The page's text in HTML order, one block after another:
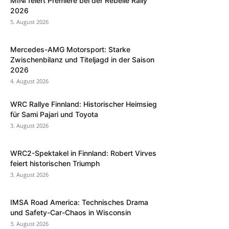
2026
5. August 2026
Mercedes-AMG Motorsport: Starke
Zwischenbilanz und Titeljagd in der Saison
2026
4. August 2026
WRC Rallye Finnland: Historischer Heimsieg
für Sami Pajari und Toyota
3. August 2026
WRC2-Spektakel in Finnland: Robert Virves
feiert historischen Triumph
3. August 2026
IMSA Road America: Technisches Drama
und Safety-Car-Chaos in Wisconsin
3. August 2026